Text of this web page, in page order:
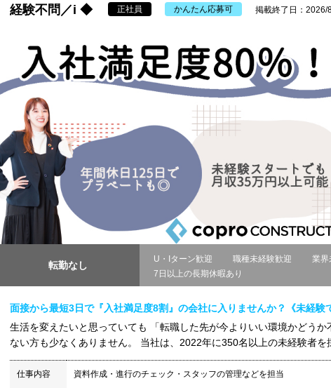
経験不問／i ◆
正社員 かんたん応募可 掲載終了日：2026/
転勤なし
U・Iターン歓迎 職種未経験歓迎 業界
7日以上の長期休暇あり
面接から最短3日で『入社満足度8割』の会社に入りませんか？《未経験
生活を変えたいと思っていても 「転職した先が今よりいい環境かどう
ない方も少なくありません。 当社は、2022年に350名以上の未経験者を
仕事内容 資料作成・進行のチェック・スタッフの管理などを担当